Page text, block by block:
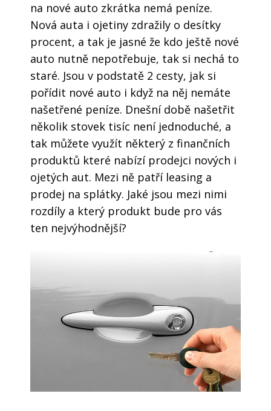
na nové auto zkrátka nemá peníze.
Nová auta i ojetiny zdražily o desítky
procent, a tak je jasné že kdo ještě nové
auto nutně nepotřebuje, tak si nechá to
staré. Jsou v podstatě 2 cesty, jak si
pořídit nové auto i když na něj nemáte
našetřené peníze. Dnešní době našetřit
několik stovek tisíc není jednoduché, a
tak můžete využít některý z finančních
produktů které nabízí prodejci nových i
ojetých aut. Mezi ně patří leasing a
prodej na splátky. Jaké jsou mezi nimi
rozdíly a který produkt bude pro vás
ten nejvýhodnější?